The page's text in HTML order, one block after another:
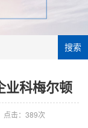
搜索
业科梅尔顿
点击：389次